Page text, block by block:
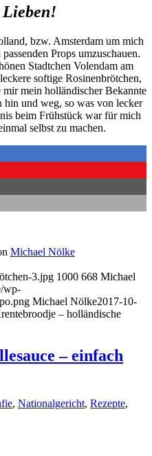
bzw. Amsterdam um mich
Props umzuschauen.
Stadtchen Volendam am
softige Rosinenbrötchen,
mein holländischer Bekannte
hin und weg, so was von lecker
beim Frühstück war für mich
selbst zu machen.
Michael Nölke
3.jpg 1000 668 Michael
wp-
Michael Nölke2017-10-
– holländische
– einfach
, Nationalgericht, Rezepte,